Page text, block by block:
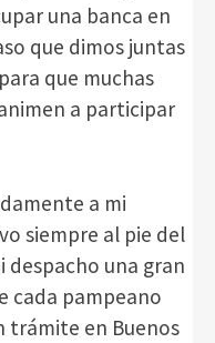
una banca en
que dimos juntas
que muchas
a participar
a mi
siempre al pie del
despacho una gran
cada pampeano
trámite en Buenos